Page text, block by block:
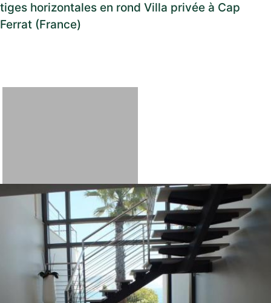
tiges horizontales en rond Villa privée à Cap
Ferrat (France)